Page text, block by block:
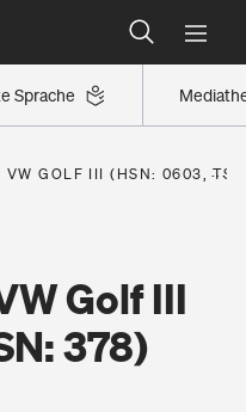
Sprache
finden
eingestuft
finden
VW GOLF III (HSN: 0603,
Golf III
378)